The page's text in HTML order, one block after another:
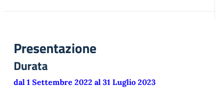
Presentazione
Durata
dal 1 Settembre 2022 al 31 Luglio 2023